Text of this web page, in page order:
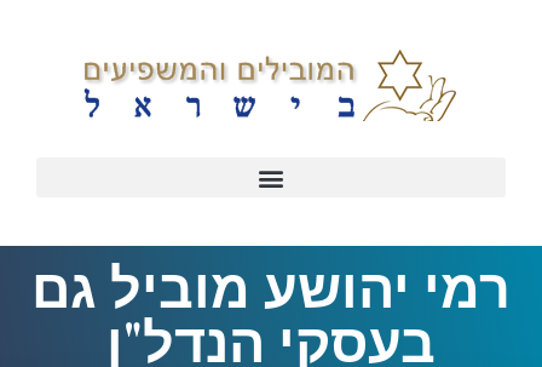
רמי יהושע מוביל גם
בעסקי הנדל"ן